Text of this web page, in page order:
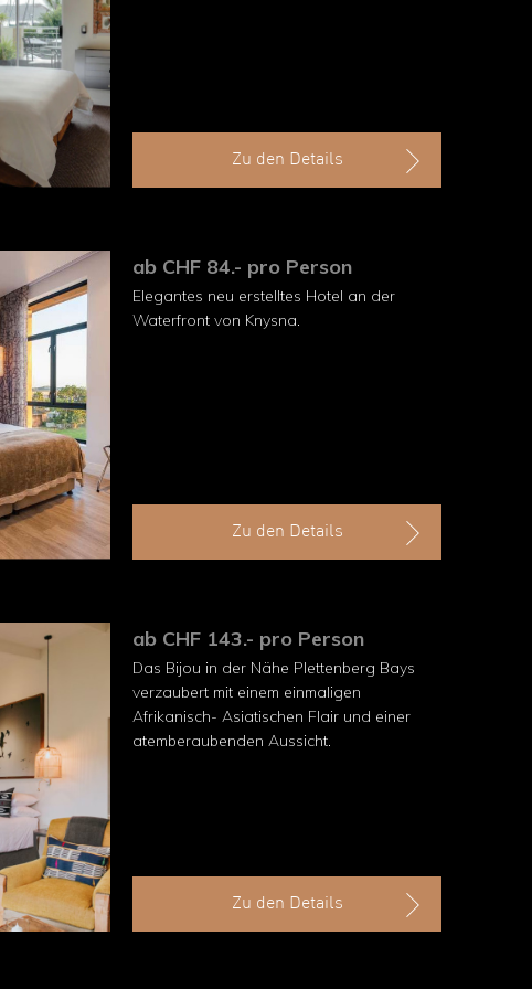
Zu den Details
ab CHF 84.- pro Person
Elegantes neu erstelltes Hotel an der
Waterfront von Knysna.
Zu den Details
ab CHF 143.- pro Person
Das Bijou in der Nähe Plettenberg Bays
verzaubert mit einem einmaligen
Afrikanisch- Asiatischen Flair und einer
atemberaubenden Aussicht.
Zu den Details